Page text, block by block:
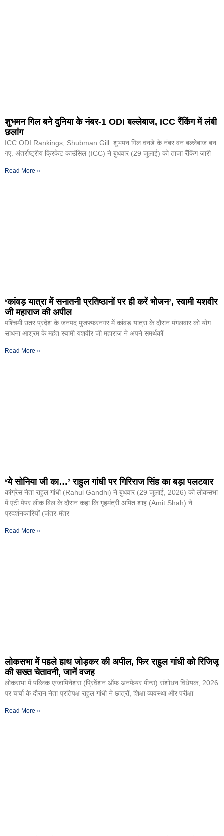
शुभमन गिल बने दुनिया के नंबर-1 ODI बल्लेबाज, ICC रैंकिंग में लंबी
छलांग
ICC ODI Rankings, Shubman Gill: शुभमन गिल वनडे के नंबर वन बल्लेबाज बन
गए. अंतर्राष्ट्रीय क्रिकेट काउंसिल (ICC) ने बुधवार (29 जुलाई) को ताजा रैंकिंग जारी
Read More »
‘कांवड़ यात्रा में सनातनी प्रतिष्ठानों पर ही करें भोजन’, स्वामी यशवीर
जी महाराज की अपील
पश्चिमी उतर प्रदेश के जनपद मुजफ्फरनगर में कांवड़ यात्रा के दौरान मंगलवार को योग
साधना आश्रम के महंत स्वामी यशवीर जी महाराज ने अपने समर्थकों
Read More »
‘ये सोनिया जी का…’ राहुल गांधी पर गिरिराज सिंह का बड़ा पलटवार
कांग्रेस नेता राहुल गांंधी (Rahul Gandhi) ने बुधवार (29 जुलाई, 2026) को लोकसभा
में एंटी पेपर लीक बिल के दौरान कहा कि गृहमंत्री अमित शाह (Amit Shah) ने
प्रदर्शनकारियों (जंतर-मंतर
Read More »
लोकसभा में पहले हाथ जोड़कर की अपील, फिर राहुल गांधी को रिजिजू
की सख्त चेतावनी, जानें वजह
लोकसभा में पब्लिक एग्जामिनेशंस (प्रिवेंशन ऑफ अनफेयर मीन्स) संशोधन विधेयक, 2026
पर चर्चा के दौरान नेता प्रतिपक्ष राहुल गांधी ने छात्रों, शिक्षा व्यवस्था और परीक्षा
Read More »